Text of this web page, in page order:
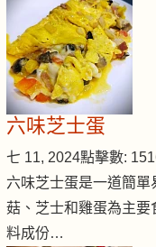
六味芝士蛋
七 11, 2024點擊數:
六味芝士蛋是一道簡
菇、芝士和雞蛋為主
料成份…